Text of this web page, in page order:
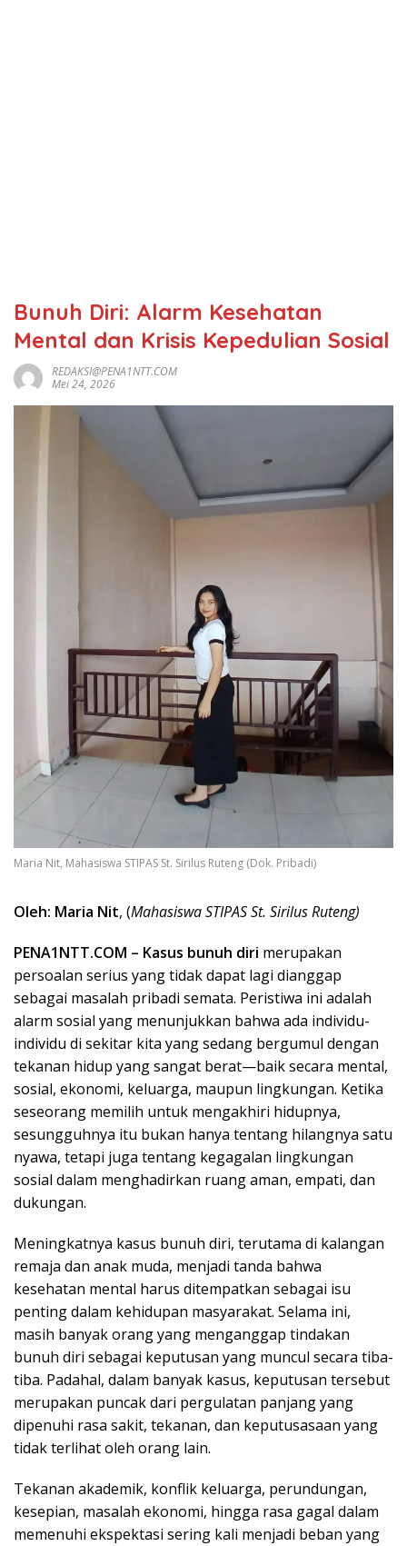
Bunuh Diri: Alarm Kesehatan
Mental dan Krisis Kepedulian Sosial
REDAKSI@PENA1NTT.COM
Mei 24, 2026
Maria Nit, Mahasiswa STIPAS St. Sirilus Ruteng (Dok. Pribadi)
Oleh: Maria Nit, (Mahasiswa STIPAS St. Sirilus Ruteng)
PENA1NTT.COM – Kasus bunuh diri merupakan
persoalan serius yang tidak dapat lagi dianggap
sebagai masalah pribadi semata. Peristiwa ini adalah
alarm sosial yang menunjukkan bahwa ada individu-
individu di sekitar kita yang sedang bergumul dengan
tekanan hidup yang sangat berat—baik secara mental,
sosial, ekonomi, keluarga, maupun lingkungan. Ketika
seseorang memilih untuk mengakhiri hidupnya,
sesungguhnya itu bukan hanya tentang hilangnya satu
nyawa, tetapi juga tentang kegagalan lingkungan
sosial dalam menghadirkan ruang aman, empati, dan
dukungan.
Meningkatnya kasus bunuh diri, terutama di kalangan
remaja dan anak muda, menjadi tanda bahwa
kesehatan mental harus ditempatkan sebagai isu
penting dalam kehidupan masyarakat. Selama ini,
masih banyak orang yang menganggap tindakan
bunuh diri sebagai keputusan yang muncul secara tiba-
tiba. Padahal, dalam banyak kasus, keputusan tersebut
merupakan puncak dari pergulatan panjang yang
dipenuhi rasa sakit, tekanan, dan keputusasaan yang
tidak terlihat oleh orang lain.
Tekanan akademik, konflik keluarga, perundungan,
kesepian, masalah ekonomi, hingga rasa gagal dalam
memenuhi ekspektasi sering kali menjadi beban yang